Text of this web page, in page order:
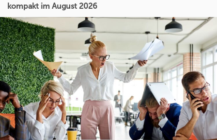
kompakt im August 2026